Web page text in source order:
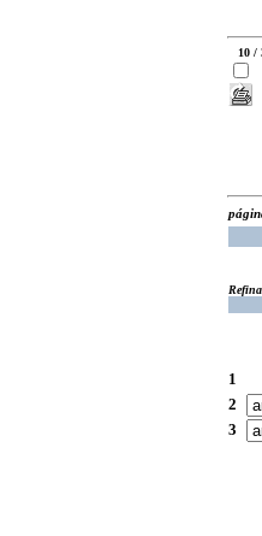
10 /
1
2
3